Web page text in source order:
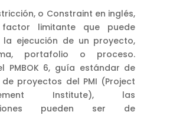
o Constraint en inglés,
limitante que puede
ejecución de un proyecto,
portafolio o proceso.
PMBOK 6, guía estándar de
proyectos del PMI (Project
Institute), las
pueden ser de